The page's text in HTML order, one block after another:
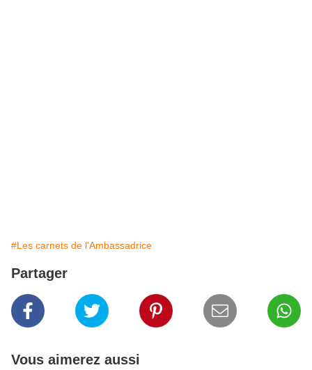
#Les carnets de l'Ambassadrice
Partager
Vous aimerez aussi